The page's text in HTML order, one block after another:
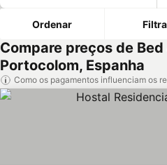
Ordenar
Compare preços de
Portocolom, Espanha
Como os pagamentos influenciam os